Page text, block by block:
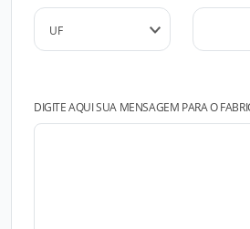
DIGITE AQUI SUA MENSAGEM PARA O